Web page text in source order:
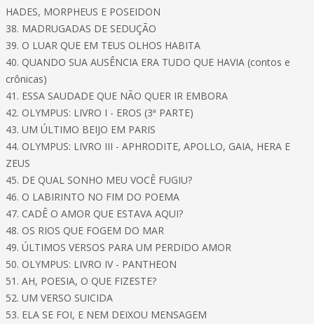
HADES, MORPHEUS E POSEIDON
38. MADRUGADAS DE SEDUÇÃO
39. O LUAR QUE EM TEUS OLHOS HABITA
40. QUANDO SUA AUSÊNCIA ERA TUDO QUE HAVIA (contos e
crônicas)
41. ESSA SAUDADE QUE NÃO QUER IR EMBORA
42. OLYMPUS: LIVRO I - EROS (3ª PARTE)
43. UM ÚLTIMO BEIJO EM PARIS
44. OLYMPUS: LIVRO III - APHRODITE, APOLLO, GAIA, HERA E
ZEUS
45. DE QUAL SONHO MEU VOCÊ FUGIU?
46. O LABIRINTO NO FIM DO POEMA
47. CADÊ O AMOR QUE ESTAVA AQUI?
48. OS RIOS QUE FOGEM DO MAR
49. ÚLTIMOS VERSOS PARA UM PERDIDO AMOR
50. OLYMPUS: LIVRO IV - PANTHEON
51. AH, POESIA, O QUE FIZESTE?
52. UM VERSO SUICIDA
53. ELA SE FOI, E NEM DEIXOU MENSAGEM